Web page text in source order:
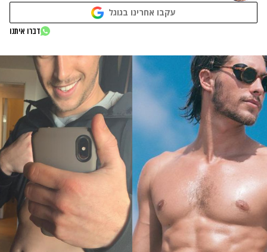
עקבו אחרינו בגוגל
דברו איתנו